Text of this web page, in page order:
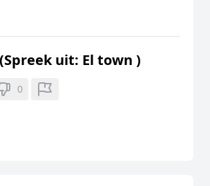
uit: El town )
0